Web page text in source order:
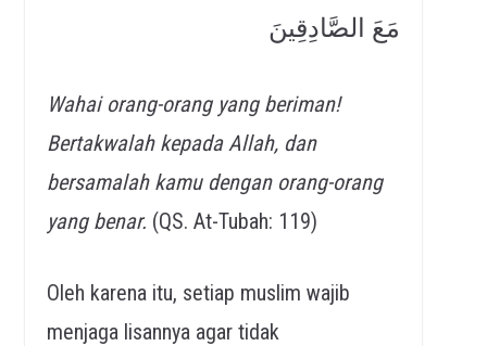
مَعَ الصَّادِقِينَ
Wahai orang-orang yang beriman!
Bertakwalah kepada Allah, dan
bersamalah kamu dengan orang-orang
yang benar. (QS. At-Tubah: 119)
Oleh karena itu, setiap muslim wajib
menjaga lisannya agar tidak